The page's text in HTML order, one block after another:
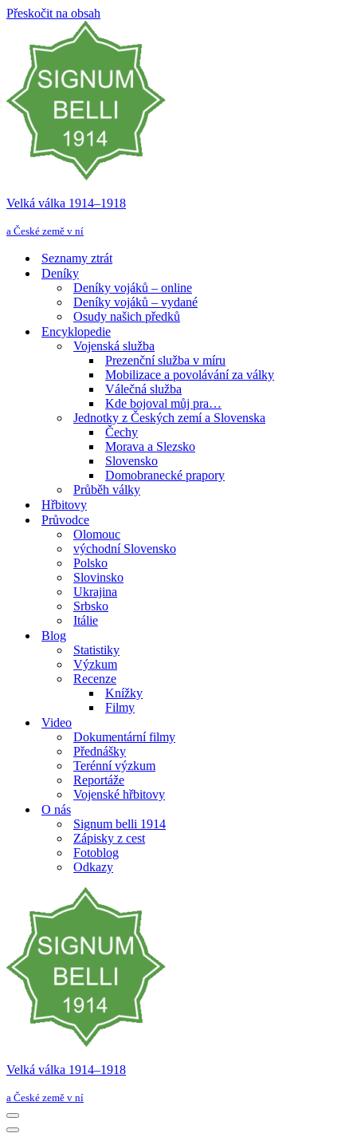
Přeskočit na obsah
Velká válka 1914–⁠⁠⁠⁠⁠⁠1918
a České země v ní
Seznamy ztrát
Deníky
Deníky vojáků – online
Deníky vojáků – vydané
Osudy našich předků
Encyklopedie
Vojenská služba
Prezenční služba v míru
Mobilizace a povolávání za války
Válečná služba
Kde bojoval můj pra…
Jednotky z Českých zemí a Slovenska
Čechy
Morava a Slezsko
Slovensko
Domobranecké prapory
Průběh války
Hřbitovy
Průvodce
Olomouc
východní Slovensko
Polsko
Slovinsko
Ukrajina
Srbsko
Itálie
Blog
Statistiky
Výzkum
Recenze
Knížky
Filmy
Video
Dokumentární filmy
Přednášky
Terénní výzkum
Reportáže
Vojenské hřbitovy
O nás
Signum belli 1914
Zápisky z cest
Fotoblog
Odkazy
Velká válka 1914–⁠⁠⁠⁠⁠⁠1918
a České země v ní
Navigační
menu
Navigační